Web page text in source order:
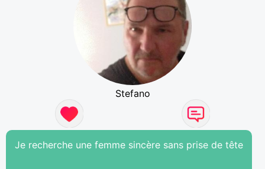
Stefano
Je recherche une femme sincère sans prise de tête